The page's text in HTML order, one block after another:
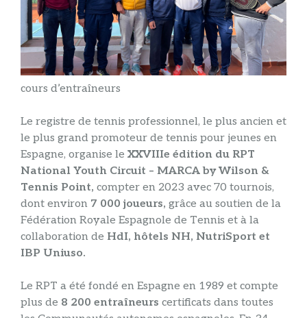
cours d’entraîneurs
Le registre de tennis professionnel, le plus ancien et
le plus grand promoteur de tennis pour jeunes en
Espagne, organise le XXVIIIe édition du RPT
National Youth Circuit – MARCA by Wilson &
Tennis Point, compter en 2023 avec 70 tournois,
dont environ 7 000 joueurs, grâce au soutien de la
Fédération Royale Espagnole de Tennis et à la
collaboration de HdI, hôtels NH, NutriSport et
IBP Uniuso.
Le RPT a été fondé en Espagne en 1989 et compte
plus de 8 200 entraîneurs certificats dans toutes